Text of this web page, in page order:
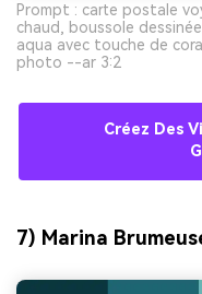
Prompt : carte postale
chaud, boussole
aqua avec touche de
photo --ar 3:2
Créez Des
7) Marina